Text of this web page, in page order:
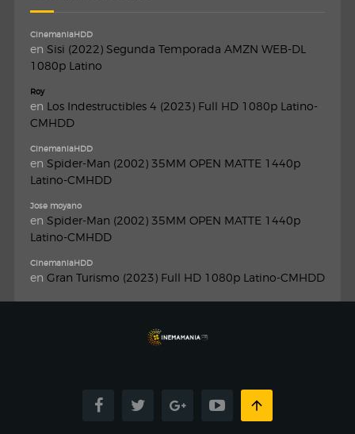
CinemaniaHDD
en Sisi (2022) Segunda Temporada AMZN WEB-DL
1080p Latino
Roy
en Los Indestructibles 4 (2023) Full HD 1080p Latino-
CMHDD
CinemaniaHDD
en Spider-Man (2002) 35MM OPEN MATTE 1440p
Latino-CMHDD
Jose moyano
en Spider-Man (2002) 35MM OPEN MATTE 1440p
Latino-CMHDD
CinemaniaHDD
en Gran Turismo (2023) Full HD 1080p Latino-CMHDD